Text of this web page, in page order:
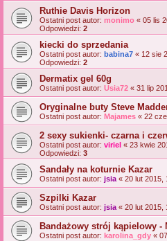
Ruthie Davis Horizon
Ostatni post autor: monimo « 05 lis
Odpowiedzi: 2
kiecki do sprzedania
Ostatni post autor: babina7 « 12 sie
Odpowiedzi: 2
Dermatix gel 60g
Ostatni post autor: Usia72 « 31 lip
Oryginalne buty Steve
Ostatni post autor: Majames « 22
2 sexy sukienki- czarna i
Ostatni post autor: viriel « 23 kwie
Odpowiedzi: 3
Sandały na koturnie Kazar
Ostatni post autor: jsia « 20 lut 2015,
Szpilki Kazar
Ostatni post autor: jsia « 20 lut 2015,
Bandażowy strój kąpielowy -
Ostatni post autor: karolina_gdy «